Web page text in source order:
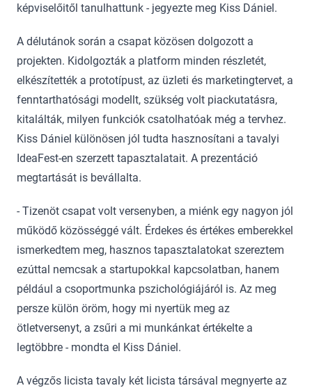
képviselőitől tanulhattunk - jegyezte meg Kiss Dániel.
A délutánok során a csapat közösen dolgozott a
projekten. Kidolgozták a platform minden részletét,
elkészítették a prototípust, az üzleti és marketingtervet, a
fenntarthatósági modellt, szükség volt piackutatásra,
kitalálták, milyen funkciók csatolhatóak még a tervhez.
Kiss Dániel különösen jól tudta hasznosítani a tavalyi
IdeaFest-en szerzett tapasztalatait. A prezentáció
megtartását is bevállalta.
- Tizenöt csapat volt versenyben, a miénk egy nagyon jól
működő közösséggé vált. Érdekes és értékes emberekkel
ismerkedtem meg, hasznos tapasztalatokat szereztem
ezúttal nemcsak a startupokkal kapcsolatban, hanem
például a csoportmunka pszichológiájáról is. Az meg
persze külön öröm, hogy mi nyertük meg az
ötletversenyt, a zsűri a mi munkánkat értékelte a
legtöbbre - mondta el Kiss Dániel.
A végzős licista tavaly két licista társával megnyerte az